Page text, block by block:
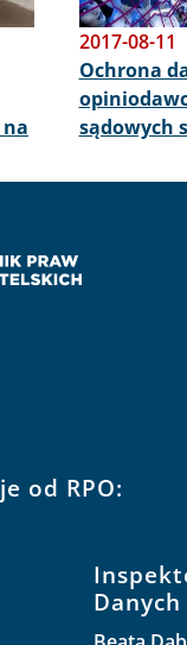
2017-08-11
Ochrona
sądowych
od RPO:
Danych